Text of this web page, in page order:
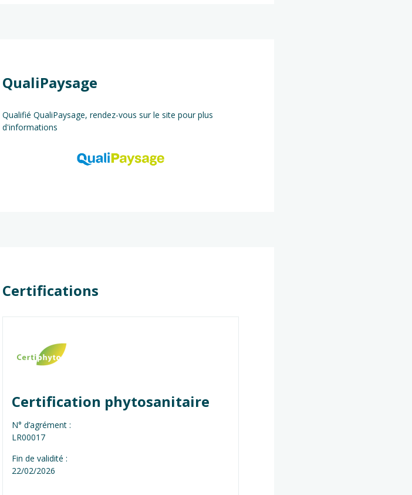
QualiPaysage
Qualifié QualiPaysage, rendez-vous sur le site pour plus
d'informations
Certifications
Certification phytosanitaire
N° d’agrément :
LR00017
Fin de validité :
22/02/2026